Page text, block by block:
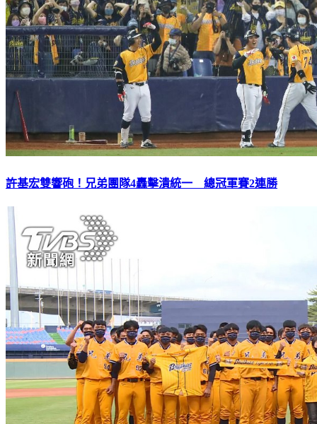
許基宏雙響砲！兄弟團隊4轟擊潰統一 總冠軍賽2連勝